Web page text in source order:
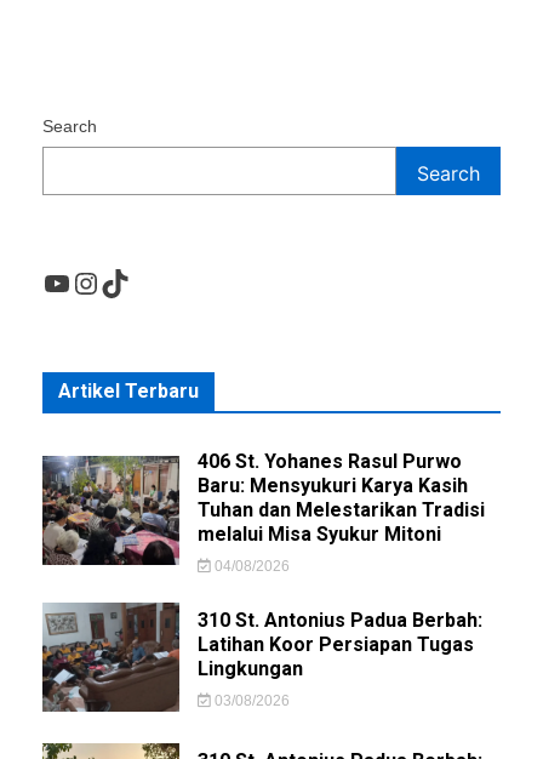
Search
Search
YouTube
Instagram
TikTok
Artikel Terbaru
406 St. Yohanes Rasul Purwo
Baru: Mensyukuri Karya Kasih
Tuhan dan Melestarikan Tradisi
melalui Misa Syukur Mitoni
04/08/2026
310 St. Antonius Padua Berbah:
Latihan Koor Persiapan Tugas
Lingkungan
03/08/2026